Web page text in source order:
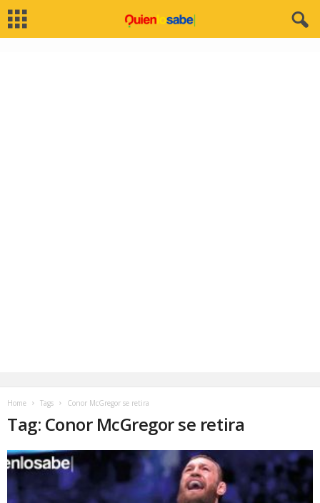
Home Tags Conor McGregor se retira
Tag: Conor McGregor se retira